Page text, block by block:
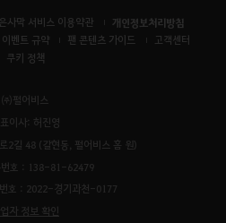
사막 서비스 이용약관 개인정보처리방침
이벤트 규약 팬 콘텐츠 가이드
고객센터
쿠키 정책
㈜펄어비스
이사: 허진영
2길 48 (갈현동, 펄어비스 홈 원)
번호 : 138-81-62479
호 : 2022-경기과천-0177
자 정보 확인